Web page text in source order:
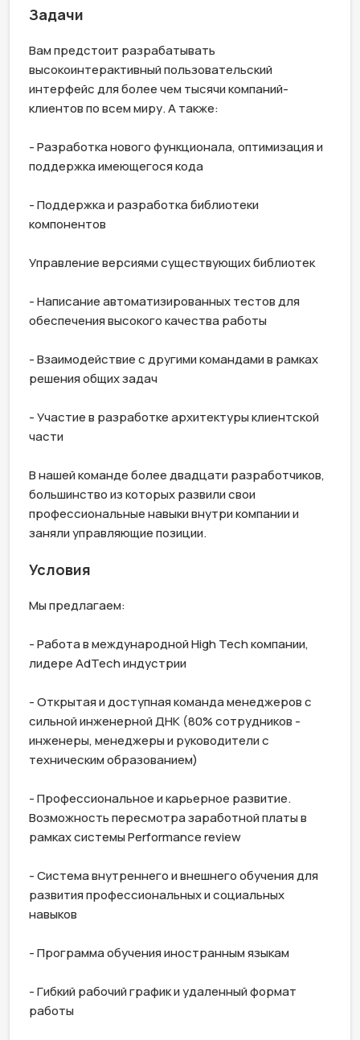
Задачи
Вам предстоит разрабатывать
высокоинтерактивный пользовательский
интерфейс для более чем тысячи компаний-
клиентов по всем миру. А также:
- Разработка нового функционала, оптимизация и
поддержка имеющегося кода
- Поддержка и разработка библиотеки
компонентов
Управление версиями существующих библиотек
- Написание автоматизированных тестов для
обеспечения высокого качества работы
- Взаимодействие с другими командами в рамках
решения общих задач
- Участие в разработке архитектуры клиентской
части
В нашей команде более двадцати разработчиков,
большинство из которых развили свои
профессиональные навыки внутри компании и
заняли управляющие позиции.
Условия
Мы предлагаем:
- Работа в международной High Tech компании,
лидере AdTech индустрии
- Открытая и доступная команда менеджеров с
сильной инженерной ДНК (80% сотрудников -
инженеры, менеджеры и руководители с
техническим образованием)
- Профессиональное и карьерное развитие.
Возможность пересмотра заработной платы в
рамках системы Performance review
- Система внутреннего и внешнего обучения для
развития профессиональных и социальных
навыков
- Программа обучения иностранным языкам
- Гибкий рабочий график и удаленный формат
работы